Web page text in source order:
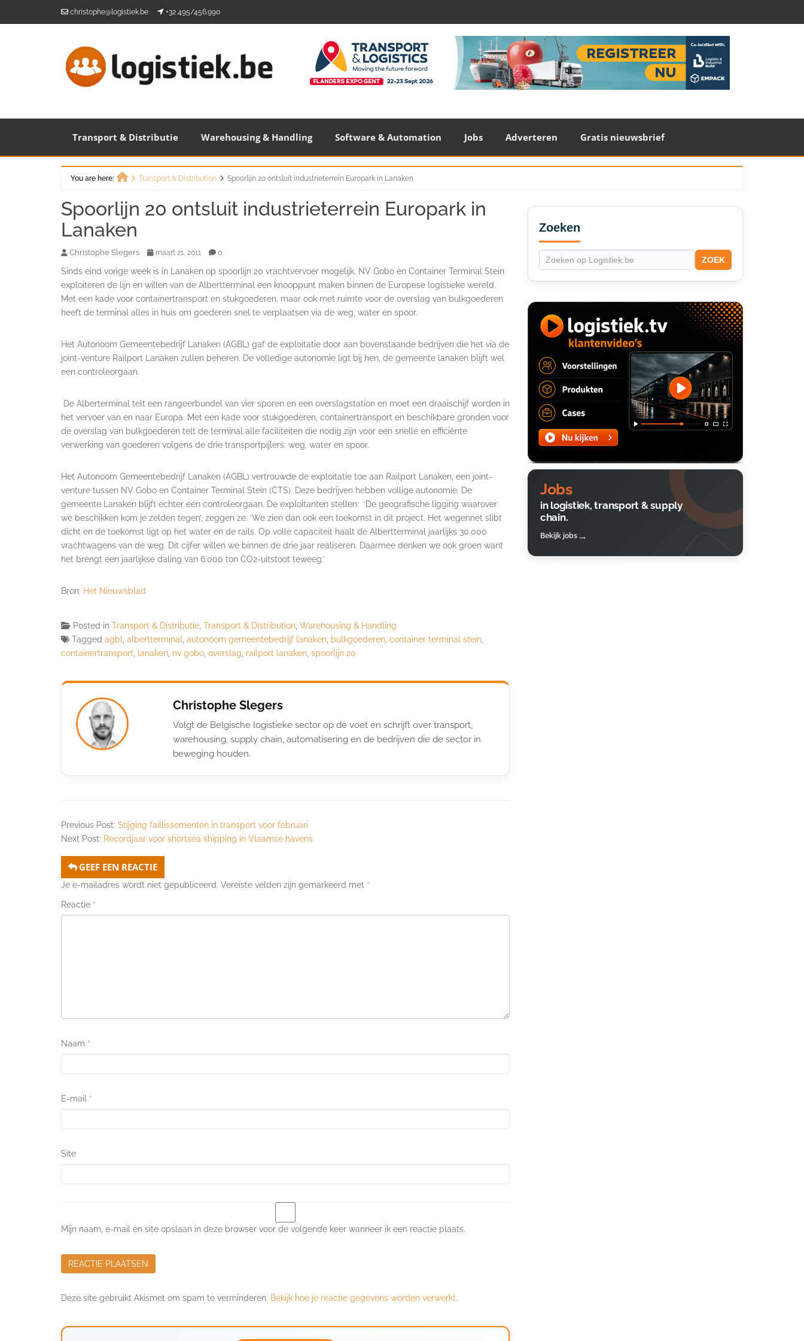
christophe@logistiek.be +32 495/456.990
Transport & Distributie Warehousing & Handling Software & Automation Jobs Adverteren Gratis nieuwsbrief
You are here:
Transport & Distribution Spoorlijn 20 ontsluit industrieterrein Europark in Lanaken
Spoorlijn 20 ontsluit industrieterrein Europark in
Lanaken
Christophe Slegers maart 21, 2011 0
Sinds eind vorige week is in Lanaken op spoorlijn 20 vrachtvervoer mogelijk. NV Gobo en Container Terminal Stein
exploiteren de lijn en willen van de Albertterminal een knooppunt maken binnen de Europese logistieke wereld.
Met een kade voor containertransport en stukgoederen, maar ook met ruimte voor de overslag van bulkgoederen
heeft de terminal alles in huis om goederen snel te verplaatsen via de weg, water en spoor.
Het Autonoom Gemeentebedrijf Lanaken (AGBL) gaf de exploitatie door aan bovenstaande bedrijven die het via de
joint-venture Railport Lanaken zullen beheren. De volledige autonomie ligt bij hen, de gemeente lanaken blijft wel
een controleorgaan.
De Alberterminal telt een rangeerbundel van vier sporen en een overslagstation en moet een draaischijf worden in
het vervoer van en naar Europa. Met een kade voor stukgoederen, containertransport en beschikbare gronden voor
de overslag van bulkgoederen telt de terminal alle faciliteiten die nodig zijn voor een snelle en efficiënte
verwerking van goederen volgens de drie transportpijlers: weg, water en spoor.
Het Autonoom Gemeentebedrijf Lanaken (AGBL) vertrouwde de exploitatie toe aan Railport Lanaken, een joint-
venture tussen NV Gobo en Container Terminal Stein (CTS). Deze bedrijven hebben vollige autonomie. De
gemeente Lanaken blijft echter een controleorgaan. De exploitanten stellen: ‘De geografische ligging waarover
we beschikken kom je zelden tegen’, zeggen ze. ‘We zien dan ook een toekomst in dit project. Het wegennet slibt
dicht en de toekomst ligt op het water en de rails. Op volle capaciteit haalt de Albertterminal jaarlijks 30.000
vrachtwagens van de weg. Dit cijfer willen we binnen de drie jaar realiseren. Daarmee denken we ook groen want
het brengt een jaarlijkse daling van 6.000 ton CO2-uitstoot teweeg.’
Bron: Het Nieuwsblad
Posted in Transport & Distributie Transport & Distribution Warehousing & Handling
Tagged agbl albertterminal autonoom gemeentebedrijf lanaken bulkgoederen container terminal stein
containertransport
lanaken nv gobo overslag railport lanaken spoorlijn 20
Christophe Slegers
Volgt de Belgische logistieke sector op de voet en schrijft over transport,
warehousing, supply chain, automatisering en de bedrijven die de sector in
beweging houden.
Previous Post: Stijging faillissementen in transport voor februari
Next Post: Recordjaar voor shortsea shipping in Vlaamse havens
GEEF EEN REACTIE
Je e-mailadres wordt niet gepubliceerd. Vereiste velden zijn gemarkeerd met *
Reactie *
Naam *
E-mail *
Site
Mijn naam, e-mail en site opslaan in deze browser voor de volgende keer wanneer ik een reactie plaats.
Deze site gebruikt Akismet om spam te verminderen. Bekijk hoe je reactie gegevens worden verwerkt.
Secondary
Sidebar
Zoeken
ZOEK
Jobs
in logistiek, transport & supply
chain.
Bekijk jobs